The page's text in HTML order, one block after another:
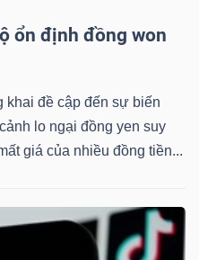
ổn định đồng won
khai đề cập đến sự biến
lo ngại đồng yen suy
giá của nhiều đồng tiền...